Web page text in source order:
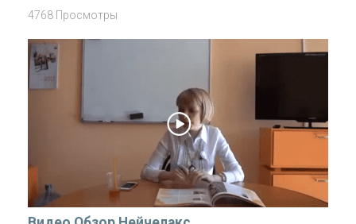
4768 Просмотры